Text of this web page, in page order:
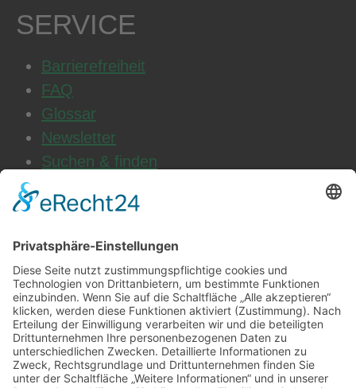
SERVICE
Barrierefreiheit
FAQ
Glossar
Newsletter
Suchen & finden
WEITERE INFOS
Datenschutz
Impressum
AGB
Cookie-Einstellungen
Jobs & Karriere